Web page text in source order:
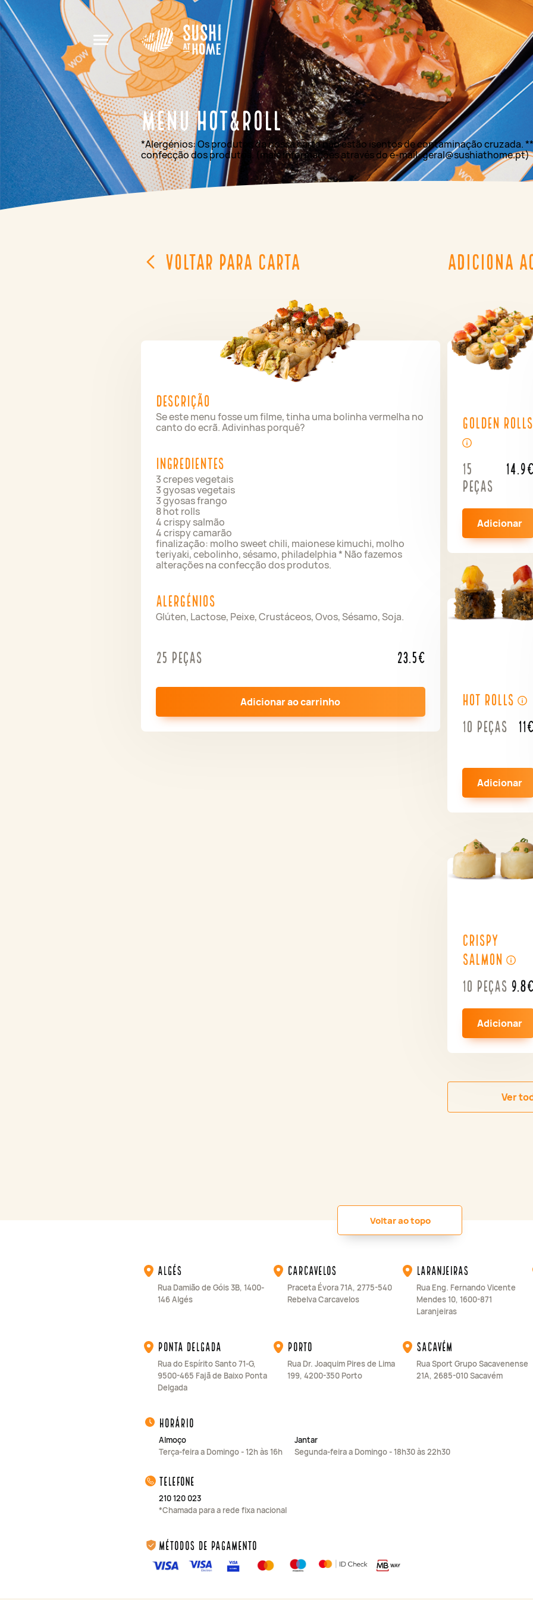
Menu Hot&Roll
*Alergénios: Os produtos da nossa carta não estão isentos de contaminação cruzada.
confecção dos produtos. (mais informações através do e-mail: geral@sushiathome.pt)
Voltar para Carta
Descrição
Se este menu fosse um filme, tinha uma bolinha vermelha no
canto do ecrã. Adivinhas porquê?
Ingredientes
3 crepes vegetais
3 gyosas vegetais
3 gyosas frango
8 hot rolls
4 crispy salmão
4 crispy camarão
finalização: molho sweet chili, maionese kimuchi, molho
teriyaki, cebolinho, sésamo, philadelphia * Não fazemos
alterações na confecção dos produtos.
Alergénios
Glúten, Lactose, Peixe, Crustáceos, Ovos, Sésamo, Soja.
25 peças 23.5€
Adicionar ao carrinho
ADICIONA
Golden Rolls
15
peças
Adicionar
Hot Rolls
10 peças
Adicionar
Crispy
Salmon
10 peças
Adicionar
Ver
Voltar ao topo
Algés
Rua Damião de Góis 3B, 1400-
146 Algés
Carcavelos
Praceta Évora 71A, 2775-540
Rebelva Carcavelos
Laranjeiras
Rua Eng. Fernando Vicente
Mendes 10, 1600-871
Laranjeiras
Ponta Delgada
Rua do Espírito Santo 71-G,
9500-465 Fajã de Baixo Ponta
Delgada
Porto
Rua Dr. Joaquim Pires de Lima
199, 4200-350 Porto
Sacavém
Rua Sport Grupo Sacavenense
21A, 2685-010 Sacavém
horário
Almoço
Terça-feira a Domingo - 12h às 16h
Jantar
Segunda-feira a Domingo - 18h30 às 22h30
telefone
210 120 023
*Chamada para a rede fixa nacional
Métodos de Pagamento